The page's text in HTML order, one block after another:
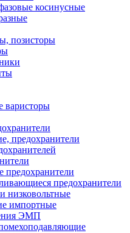
косинусные
позисторы
варисторы
предохранители
предохранители
предохранители
низковольтные
импортные
ЭМП